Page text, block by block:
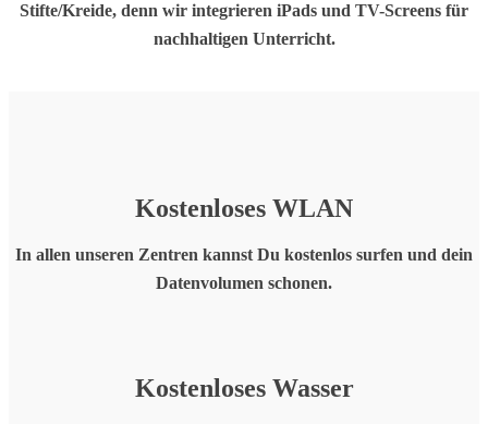
Stifte/Kreide, denn wir integrieren iPads und TV-Screens für
nachhaltigen Unterricht.
Kostenloses WLAN
In allen unseren Zentren kannst Du kostenlos surfen und dein
Datenvolumen schonen.
KostenlosesWasser